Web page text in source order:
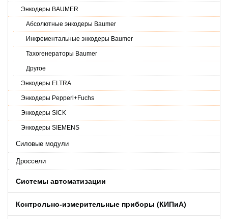
Энкодеры BAUMER
Абсолютные энкодеры Baumer
Инкрементальные энкодеры Baumer
Тахогенераторы Baumer
Другое
Энкодеры ELTRA
Энкодеры Pepperl+Fuchs
Энкодеры SICK
Энкодеры SIEMENS
Силовые модули
Дроссели
Системы автоматизации
Контрольно-измерительные приборы (КИПиA)